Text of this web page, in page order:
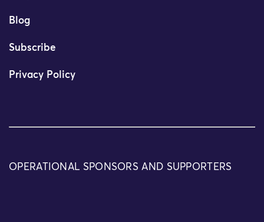
Blog
Subscribe
Privacy Policy
OPERATIONAL SPONSORS AND SUPPORTERS